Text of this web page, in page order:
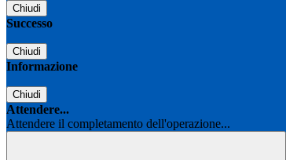
Chiudi
Successo
Chiudi
Informazione
Chiudi
Attendere...
Attendere il completamento dell'operazione...